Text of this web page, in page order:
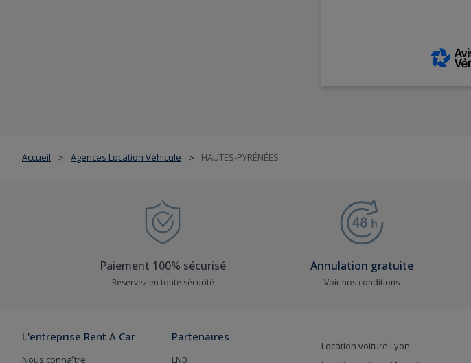
Accueil > Agences Location Véhicule > HAUTES-PYRÉNÉES
Paiement 100% sécurisé
Réservez en toute sécurité
Annulation gratuite
Voir nos conditions
L'entreprise Rent A Car
Nous connaître
Partenaires
LNB
Location voiture Lyon